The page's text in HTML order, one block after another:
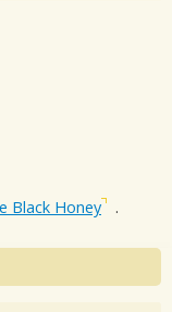
Black Honey .